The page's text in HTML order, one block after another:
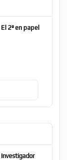
El 2º en papel
Investigador